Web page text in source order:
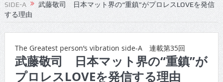
CINEMA×STYLE 291号
CINEMA×STYLE 290号
CINEMA×STYLE 289号
CINEMA×STYLE 288号
SIDE-A
武藤敬司 日本マット界の“重鎮”がプロレスLOVEを発信
する理由
The Greatest person’s vibration side-A 連載第35回
武藤敬司 日本マット界の“重鎮”が
プロレスLOVEを発信する理由